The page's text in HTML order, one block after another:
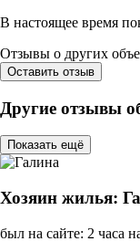
В настоящее время
Отзывы о других
Оставить отзыв
Другие отзывы
Показать ещё
Хозяин жилья:
был на сайте: 2 часа